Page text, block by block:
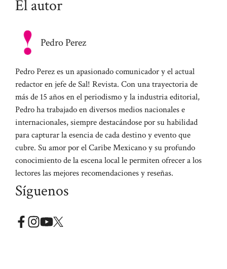
El autor
Pedro Perez
Pedro Perez es un apasionado comunicador y el actual
redactor en jefe de Sal! Revista. Con una trayectoria de
más de 15 años en el periodismo y la industria editorial,
Pedro ha trabajado en diversos medios nacionales e
internacionales, siempre destacándose por su habilidad
para capturar la esencia de cada destino y evento que
cubre. Su amor por el Caribe Mexicano y su profundo
conocimiento de la escena local le permiten ofrecer a los
lectores las mejores recomendaciones y reseñas.
Síguenos